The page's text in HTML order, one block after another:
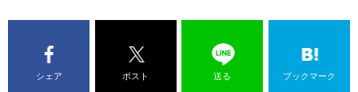
シェア ポスト 送る ブックマーク